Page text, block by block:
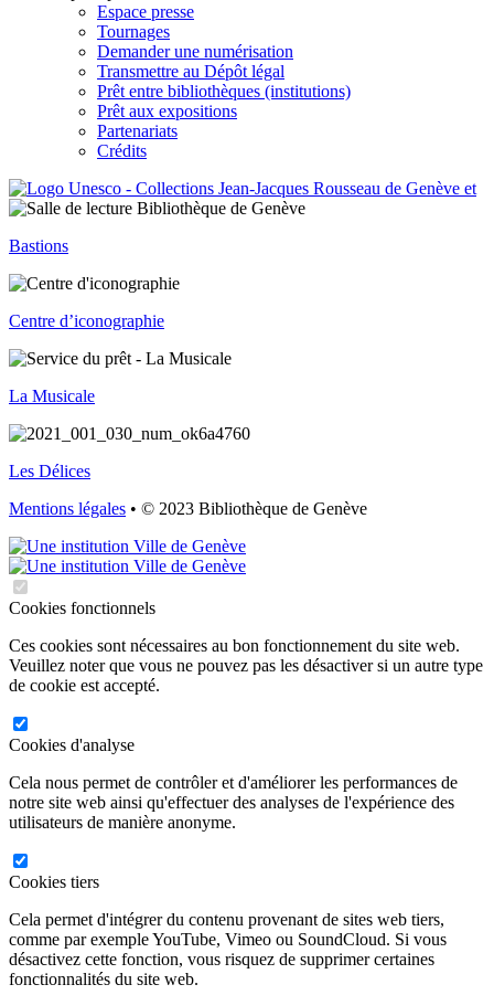
Espace presse
Tournages
Demander une numérisation
Transmettre au Dépôt légal
Prêt entre bibliothèques (institutions)
Prêt aux expositions
Partenariats
Crédits
Bastions
Centre d’iconographie
La Musicale
Les Délices
Mentions légales • © 2023 Bibliothèque de Genève
Cookies fonctionnels
Ces cookies sont nécessaires au bon fonctionnement du site web.
Veuillez noter que vous ne pouvez pas les désactiver si un autre type
de cookie est accepté.
Cookies d'analyse
Cela nous permet de contrôler et d'améliorer les performances de
notre site web ainsi qu'effectuer des analyses de l'expérience des
utilisateurs de manière anonyme.
Cookies tiers
Cela permet d'intégrer du contenu provenant de sites web tiers,
comme par exemple YouTube, Vimeo ou SoundCloud. Si vous
désactivez cette fonction, vous risquez de supprimer certaines
fonctionnalités du site web.